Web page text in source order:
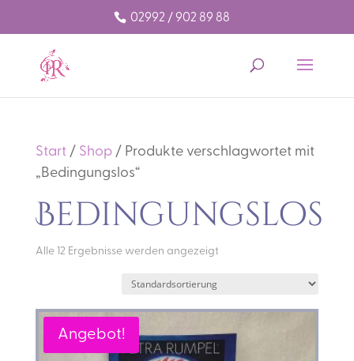
02992 / 902 89 88
Start/ Shop/ Produkte verschlagwortet mit
„Bedingungslos“
Bedingungslos
Alle 12 Ergebnisse werden angezeigt
Angebot!